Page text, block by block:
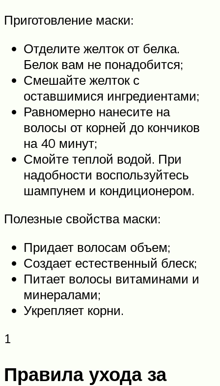
Приготовление маски:
Отделите желток от белка.
Белок вам не понадобится;
Смешайте желток с
оставшимися ингредиентами;
Равномерно нанесите на
волосы от корней до кончиков
на 40 минут;
Смойте теплой водой. При
надобности воспользуйтесь
шампунем и кондиционером.
Полезные свойства маски:
Придает волосам объем;
Создает естественный блеск;
Питает волосы витаминами и
минералами;
Укрепляет корни.
1
Правила ухода за